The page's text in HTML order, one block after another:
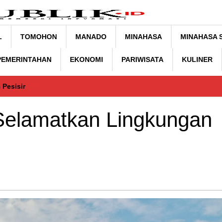
TOMOHON MANADO MINAHASA MINAHASA
EKONOMI PARIWISATA KULINER
Pesisir
Lingkungan